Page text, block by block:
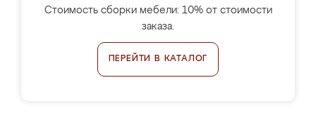
Стоимость сборки мебели: 10% от стоимости
заказа.
ПЕРЕЙТИ В КАТАЛОГ